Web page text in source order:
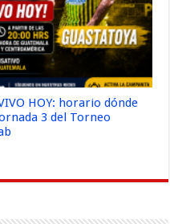
HOY: horario dónde
3 del Torneo